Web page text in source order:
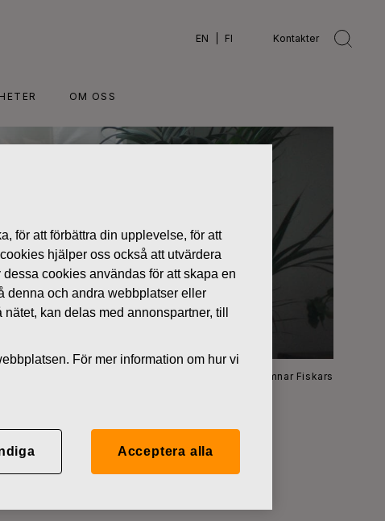
EN FI Kontakter
OM OSS
Chefsjurist Jutta Karlsson lämnar Fiskars
för att förbättra din upplevelse, för att
hjälper oss också att utvärdera
cookies användas för att skapa en
denna och andra webbplatser eller
kan delas med annonspartner, till
För mer information om hur vi
Acceptera alla